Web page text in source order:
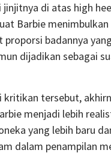
jinjitnya di atas high
Barbie
proporsi badannya
dijadikan sebagai
kritikan tersebut,
menjadi lebih
yang lebih baru
dalam penampilan